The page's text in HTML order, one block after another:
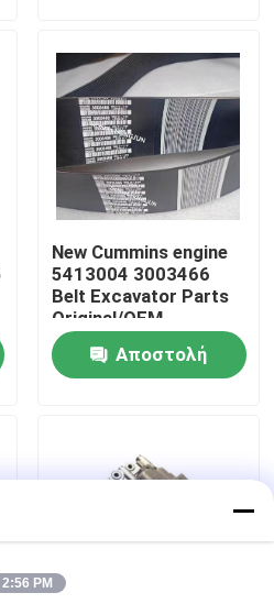
New Cummins engine
5413004 3003466
Belt Excavator Parts
Original/OEM
Αποστολή
2:56 PM